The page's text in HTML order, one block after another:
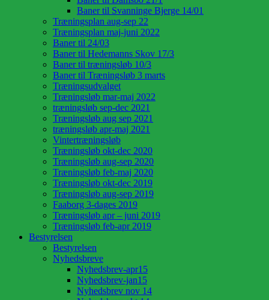
Baner til Svanninge Bjerge 14/01
Træningsplan aug-sep 22
Træningsplan maj-juni 2022
Baner til 24/03
Baner til Hedemanns Skov 17/3
Baner til træningsløb 10/3
Baner til Træningsløb 3 marts
Træningsudvalget
Træningsløb mar-maj 2022
træningsløb sep-dec 2021
Træningsløb aug sep 2021
træningsløb apr-maj 2021
Vintertræningsløb
Træningsløb okt-dec 2020
Træningsløb aug-sep 2020
Træningsløb feb-maj 2020
Træningsløb okt-dec 2019
Træningsløb aug-sep 2019
Faaborg 3-dages 2019
Træningsløb apr – juni 2019
Træningsløb feb-apr 2019
Bestyrelsen
Bestyrelsen
Nyhedsbreve
Nyhedsbrev-apr15
Nyhedsbrev-jan15
Nyhedsbrev nov 14